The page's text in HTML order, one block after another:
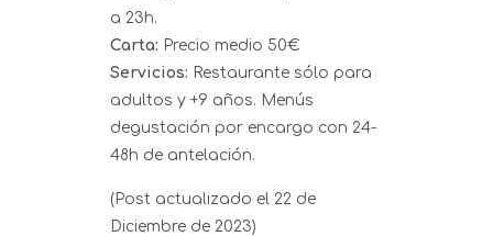
a 23h.
Carta: Precio medio 50€
Servicios: Restaurante sólo para
adultos y +9 años. Menús
degustación por encargo con 24-
48h de antelación.
(Post actualizado el 22 de
Diciembre de 2023)